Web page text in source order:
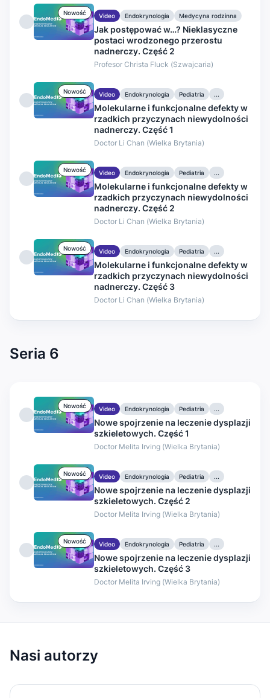
Nowość Video Endokrynologia
Medycyna rodzinna
...
Jak postępować w…? Nieklasyczne
postaci wrodzonego przerostu
nadnerczy. Część 2
Profesor Christa Fluck (Szwajcaria)
Nowość Video Endokrynologia Pediatria ...
Molekularne i funkcjonalne defekty w
rzadkich przyczynach niewydolności
nadnerczy. Część 1
Doctor Li Chan (Wielka Brytania)
Nowość Video Endokrynologia Pediatria ...
Molekularne i funkcjonalne defekty w
rzadkich przyczynach niewydolności
nadnerczy. Część 2
Doctor Li Chan (Wielka Brytania)
Nowość Video Endokrynologia Pediatria ...
Molekularne i funkcjonalne defekty w
rzadkich przyczynach niewydolności
nadnerczy. Część 3
Doctor Li Chan (Wielka Brytania)
Seria 6
Nowość Video Endokrynologia Pediatria ...
Nowe spojrzenie na leczenie dysplazji
szkieletowych. Część 1
Doctor Melita Irving (Wielka Brytania)
Nowość Video Endokrynologia Pediatria ...
Nowe spojrzenie na leczenie dysplazji
szkieletowych. Część 2
Doctor Melita Irving (Wielka Brytania)
Nowość Video Endokrynologia Pediatria ...
Nowe spojrzenie na leczenie dysplazji
szkieletowych. Część 3
Doctor Melita Irving (Wielka Brytania)
Nasi autorzy